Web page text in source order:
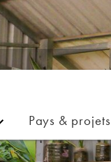
Pays & projets